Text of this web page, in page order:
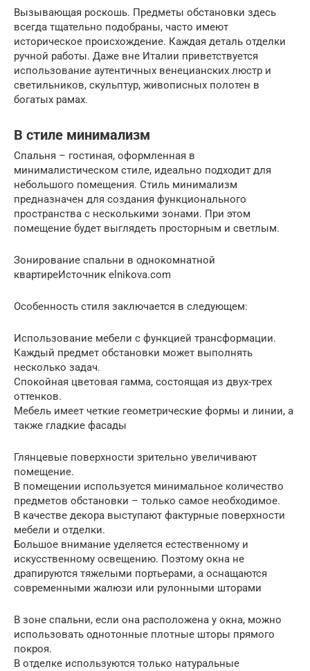
Вызывающая роскошь. Предметы обстановки здесь
всегда тщательно подобраны, часто имеют
историческое происхождение. Каждая деталь отделки
ручной работы. Даже вне Италии приветствуется
использование аутентичных венецианских люстр и
светильников, скульптур, живописных полотен в
богатых рамах.
В стиле минимализм
Спальня – гостиная, оформленная в
минималистическом стиле, идеально подходит для
небольшого помещения. Стиль минимализм
предназначен для создания функционального
пространства с несколькими зонами. При этом
помещение будет выглядеть просторным и светлым.
Зонирование спальни в однокомнатной
квартиреИсточник elnikova.com
Особенность стиля заключается в следующем:
Использование мебели с функцией трансформации.
Каждый предмет обстановки может выполнять
несколько задач.
Спокойная цветовая гамма, состоящая из двух-трех
оттенков.
Мебель имеет четкие геометрические формы и линии, а
также гладкие фасады
Глянцевые поверхности зрительно увеличивают
помещение.
В помещении используется минимальное количество
предметов обстановки – только самое необходимое.
В качестве декора выступают фактурные поверхности
мебели и отделки.
Большое внимание уделяется естественному и
искусственному освещению. Поэтому окна не
драпируются тяжелыми портьерами, а оснащаются
современными жалюзи или рулонными шторами
В зоне спальни, если она расположена у окна, можно
использовать однотонные плотные шторы прямого
покроя.
В отделке используются только натуральные